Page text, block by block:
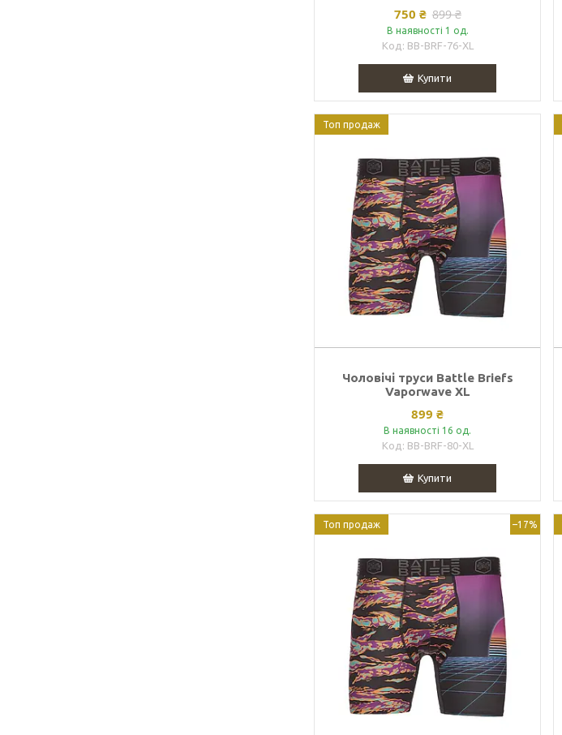
750 ₴ 899 ₴
В наявності 1 од.
BB-BRF-76-XL
Купити
Топ продаж
Чоловічі труси Battle Briefs
Vaporwave XL
899 ₴
В наявності 16 од.
BB-BRF-80-XL
Купити
Топ продаж –17%